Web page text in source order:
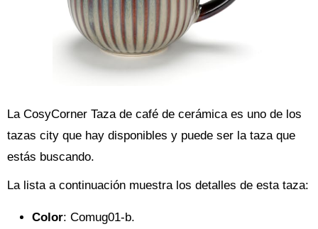
La CosyCorner Taza de café de cerámica es uno de los
tazas city que hay disponibles y puede ser la taza que
estás buscando.
La lista a continuación muestra los detalles de esta taza:
Color: Comug01-b.